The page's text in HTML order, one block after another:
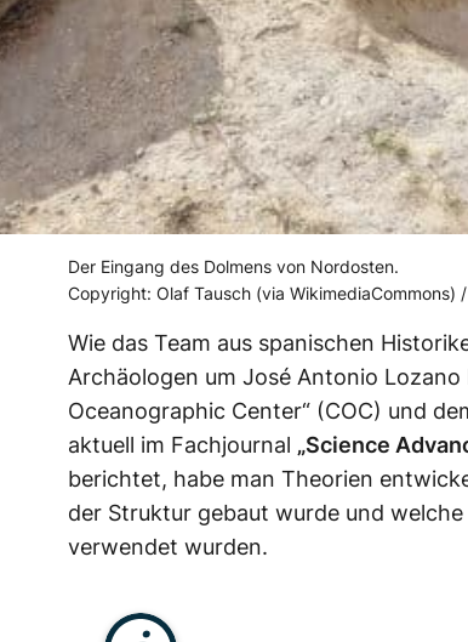
Der Eingang des Dolmens von Nordosten.
Copyright: Olaf Tausch (via WikimediaCommons)
Wie das Team aus spanischen
Archäologen um José Antonio
Oceanographic Center“ (COC) und
aktuell im Fachjournal „Science
berichtet, habe man Theorien
der Struktur gebaut wurde und
verwendet wurden.